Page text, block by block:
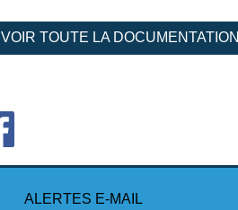
VOIR TOUTE LA DOCUMENTATION
ALERTES E-MAIL